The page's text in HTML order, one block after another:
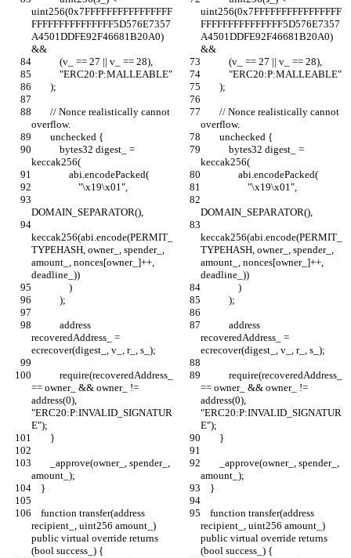
uint256(0x7FFFFFFFFFFFFFFFF
FFFFFFFFFFFFFFF5D576E7357
A4501DDFE92F46681B20A0)
&&
uint256(0x7FFFFFFFFFFFFFFFF
FFFFFFFFFFFFFFF5D576E7357
A4501DDFE92F46681B20A0)
&&
            (v_ == 27 || v_ == 28),
            (v_ == 27 || v_ == 28),
            "ERC20:P:MALLEABLE"
            "ERC20:P:MALLEABLE"
        );
        );
overflow.
overflow.
        unchecked {
        unchecked {
keccak256(
keccak256(
                abi.encodePacked(
                abi.encodePacked(
                    "\x19\x01",
                    "\x19\x01",
DOMAIN_SEPARATOR(), DOMAIN_SEPARATOR(),
keccak256(abi.encode(PERMIT_
TYPEHASH, owner_, spender_,
amount_, nonces[owner_]++,
deadline_))
keccak256(abi.encode(PERMIT_
TYPEHASH, owner_, spender_,
amount_, nonces[owner_]++,
deadline_))
                )
                )
            );
            );
recoveredAddress_ =
ecrecover(digest_, v_, r_, s_);
recoveredAddress_ =
ecrecover(digest_, v_, r_, s_);
== owner_ && owner_ !=
address(0),
"ERC20:P:INVALID_SIGNATUR
E");
== owner_ && owner_ !=
address(0),
"ERC20:P:INVALID_SIGNATUR
E");
        }
        }
amount_);
amount_);
    }
    }
recipient_, uint256 amount_)
public virtual override returns
(bool success_) {
recipient_, uint256 amount_)
public virtual override returns
(bool success_) {